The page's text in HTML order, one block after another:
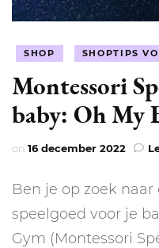
SHOP SHOPTIPS
Montessori
baby: Oh My
on 16 december 2022
Ben je op zoek
speelgoed voor je
Gym (Montessori